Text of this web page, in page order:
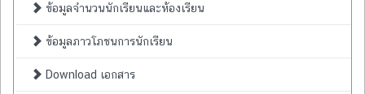
ข้อมูลจำนวนนักเรียนและห้องเรียน
ข้อมูลภาวโภชนการนักเรียน
Download เอกสาร